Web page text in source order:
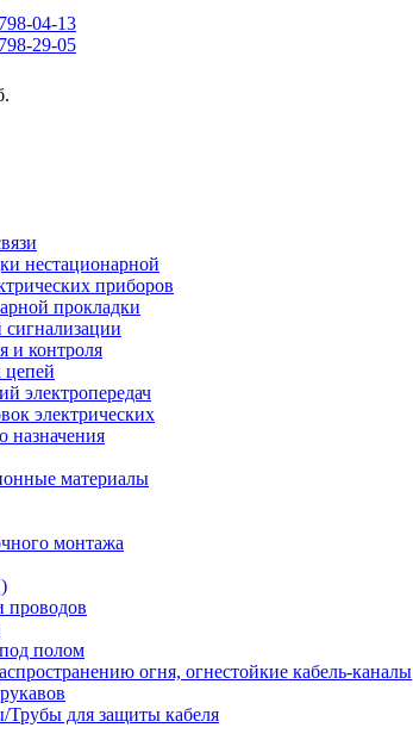
04-13
29-05
нестационарной
приборов
прокладки
и контроля
цепей
электропередач
электрических
назначения
материалы
монтажа
проводов
полом
огня, огнестойкие кабель-каналы
Трубы для защиты кабеля